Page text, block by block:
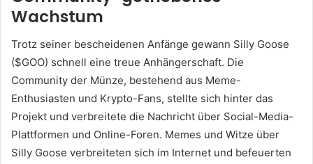
Wachstum
Trotz seiner bescheidenen Anfänge gewann Silly Goose
($GOO) schnell eine treue Anhängerschaft. Die
Community der Münze, bestehend aus Meme-
Enthusiasten und Krypto-Fans, stellte sich hinter das
Projekt und verbreitete die Nachricht über Social-Media-
Plattformen und Online-Foren. Memes und Witze über
Silly Goose verbreiteten sich im Internet und befeuerten